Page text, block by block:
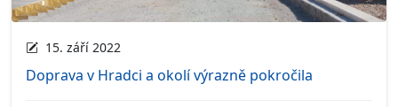
15. září 2022
Doprava v Hradci a okolí výrazně pokročila